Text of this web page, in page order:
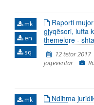
mk
en
sq
Raporti
gjyqësori, lufta
themelore -
12 tetor 2017
joqeveritar
mk
Ndihma